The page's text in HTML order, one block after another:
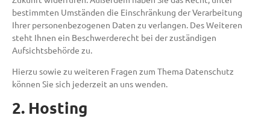
bestimmten Umständen die Einschränkung der Verarbeitung
Ihrer personenbezogenen Daten zu verlangen. Des Weiteren
steht Ihnen ein Beschwerderecht bei der zuständigen
Aufsichtsbehörde zu.
Hierzu sowie zu weiteren Fragen zum Thema Datenschutz
können Sie sich jederzeit an uns wenden.
2. Hosting